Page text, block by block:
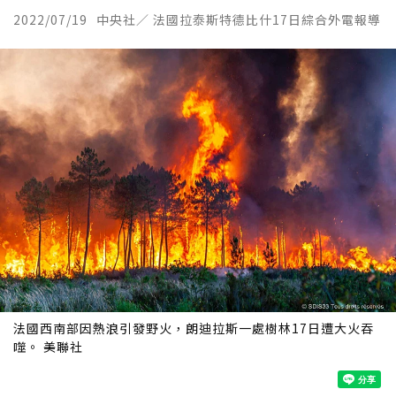
2022/07/19 中央社／ 法國拉泰斯特德比什17日綜合外電報導
法國西南部因熱浪引發野火，朗迪拉斯一處樹林17日遭大火吞
噬。 美聯社